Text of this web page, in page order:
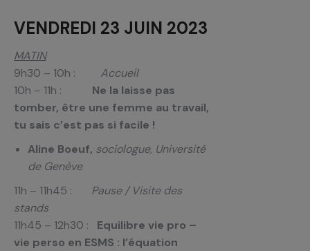
VENDREDI 23 JUIN 2023
MATIN
9h30 – 10h :
Accueil
10h – 11h : Ne la laisse pas
tomber, être une femme au travail,
tu sais c’est pas si facile !
Aline Boeuf, sociologue, Université
de Genève
11h – 11h45 : Pause / Visite des
stands
11h45 – 12h30 : Equilibre vie pro –
vie perso en ESMS : l’équation